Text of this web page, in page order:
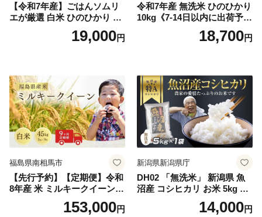
【令和7年産】ごはんソムリ
エが厳選 白米 ひのひかり 10
米 10kg 5kg×2 ひのひかり ブ
19,000円
令和7年産 無洗米 ひのひかり
10kg《7-14日以内に出荷予定
(土日祝除く)》コメ 米 無洗米
令和7年産 高レビュー｜人気
18,700円
福島県南相馬市
【先行予約】【定期便】令和
8年産 米 ミルキークイーン
白米 45kg (5kg×9回) | ミルキ
ークイーン 米5kg 福島 福島
153,000円
新潟県新潟県庁
DH02 「無洗米」 新潟県 魚
沼産 コシヒカリ お米 5kg こ
しひかり 精米 米（お米の美
味しい炊き方ガイド付き）
14,000円